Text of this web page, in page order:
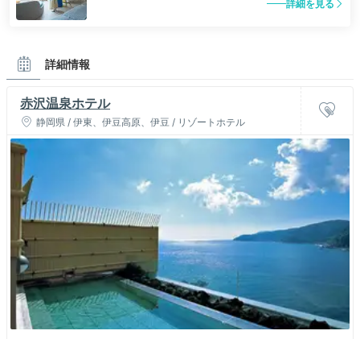
詳細を見る
詳細情報
赤沢温泉ホテル
静岡県 / 伊東、伊豆高原、伊豆 / リゾートホテル